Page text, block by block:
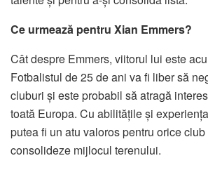
Ce urmează pentru Xian Emmers?
Cât despre Emmers, viitorul lui este
Fotbalistul de 25 de ani va fi liber să
cluburi și este probabil să atragă
toată Europa. Cu abilitățile și
putea fi un atu valoros pentru orice
consolideze mijlocul terenului.